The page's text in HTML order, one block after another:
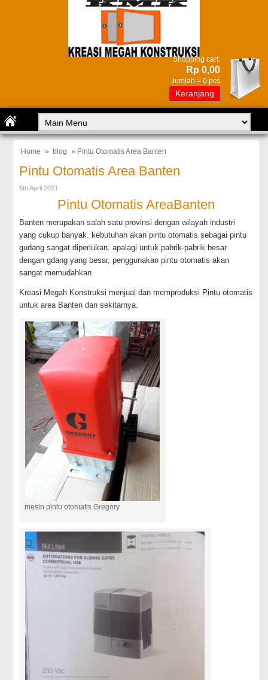
Shopping cart:
Rp 0,00
Jumlah = 0 pcs
Keranjang
Home » blog » Pintu Otomatis Area Banten
Pintu Otomatis Area Banten
5th April 2021
Pintu Otomatis AreaBanten
Banten merupakan salah satu provinsi dengan wilayah industri
yang cukup banyak. kebutuhan akan pintu otomatis sebagai pintu
gudang sangat diperlukan. apalagi untuk pabrik-pabrik besar
dengan gdang yang besar, penggunakan pintu otomatis akan
sangat memudahkan
Kreasi Megah Konstruksi menjual dan memproduksi Pintu otomatis
untuk area Banten dan sekitarnya.
mesin pintu otomatis Gregory